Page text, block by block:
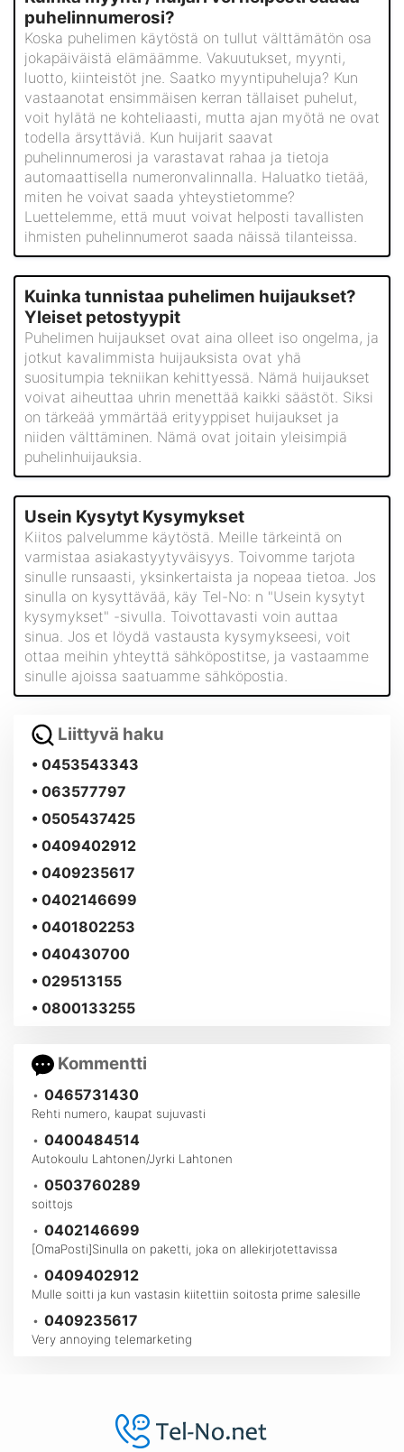
puhelinnumerosi?
Koska puhelimen käytöstä on tullut välttämätön osa
jokapäiväistä elämäämme. Vakuutukset, myynti,
luotto, kiinteistöt jne. Saatko myyntipuheluja? Kun
vastaanotat ensimmäisen kerran tällaiset puhelut,
voit hylätä ne kohteliaasti, mutta ajan myötä ne ovat
todella ärsyttäviä. Kun huijarit saavat
puhelinnumerosi ja varastavat rahaa ja tietoja
automaattisella numeronvalinnalla. Haluatko tietää,
miten he voivat saada yhteystietomme?
Luettelemme, että muut voivat helposti tavallisten
ihmisten puhelinnumerot saada näissä tilanteissa.
Kuinka tunnistaa puhelimen huijaukset?
Yleiset petostyypit
Puhelimen huijaukset ovat aina olleet iso ongelma, ja
jotkut kavalimmista huijauksista ovat yhä
suositumpia tekniikan kehittyessä. Nämä huijaukset
voivat aiheuttaa uhrin menettää kaikki säästöt. Siksi
on tärkeää ymmärtää erityyppiset huijaukset ja
niiden välttäminen. Nämä ovat joitain yleisimpiä
puhelinhuijauksia.
Usein Kysytyt Kysymykset
Kiitos palvelumme käytöstä. Meille tärkeintä on
varmistaa asiakastyytyväisyys. Toivomme tarjota
sinulle runsaasti, yksinkertaista ja nopeaa tietoa. Jos
sinulla on kysyttävää, käy Tel-No: n "Usein kysytyt
kysymykset" -sivulla. Toivottavasti voin auttaa
sinua. Jos et löydä vastausta kysymykseesi, voit
ottaa meihin yhteyttä sähköpostitse, ja vastaamme
sinulle ajoissa saatuamme sähköpostia.
Liittyvä haku
• 0453543343
• 063577797
• 0505437425
• 0409402912
• 0409235617
• 0402146699
• 0401802253
• 040430700
• 029513155
• 0800133255
Kommentti
• 0465731430
Rehti numero, kaupat sujuvasti
• 0400484514
Autokoulu Lahtonen/Jyrki Lahtonen
• 0503760289
soittojs
• 0402146699
[OmaPosti]Sinulla on paketti, joka on allekirjotettavissa
• 0409402912
Mulle soitti ja kun vastasin kiitettiin soitosta prime salesille
• 0409235617
Very annoying telemarketing